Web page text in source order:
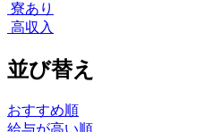
寮あり
高収入
並び替え
おすすめ順